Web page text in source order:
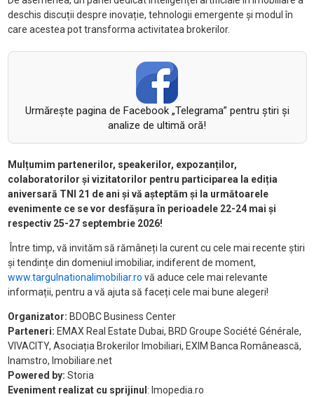
deschis discuții despre inovație, tehnologii emergente și modul în
care acestea pot transforma activitatea brokerilor.
Urmăreşte pagina de Facebook „Telegrama” pentru ştiri şi
analize de ultimă oră!
Mulțumim partenerilor, speakerilor, expozanților,
colaboratorilor și vizitatorilor pentru participarea la ediția
aniversară TNI 21 de ani și vă așteptăm și la următoarele
evenimente ce se vor desfășura în perioadele 22-24 mai și
respectiv 25-27 septembrie 2026!
Între timp, vă invităm să rămâneți la curent cu cele mai recente știri
și tendințe din domeniul imobiliar, indiferent de moment,
www.targulnationalimobiliar.ro vă aduce cele mai relevante
informații, pentru a vă ajuta să faceți cele mai bune alegeri!
Organizator: BDOBC Business Center
Parteneri: EMAX Real Estate Dubai, BRD Groupe Société Générale,
VIVACITY, Asociația Brokerilor Imobiliari, EXIM Banca Românească,
Inamstro, Imobiliare.net
Powered by: Storia
Eveniment realizat cu sprijinul : Imopedia.ro